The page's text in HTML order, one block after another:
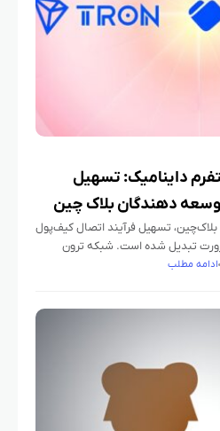
داینامیک: تسهیل
دهندگان بلاک‌ چین
تسهیل فرآیند اتصال کیف‌پول
تبدیل شده است. شبکه ترون
(TRON) و پلتفرم داینامیک (Dynamic) با همکاری جدید خود، زیرساختیادامه مطلب